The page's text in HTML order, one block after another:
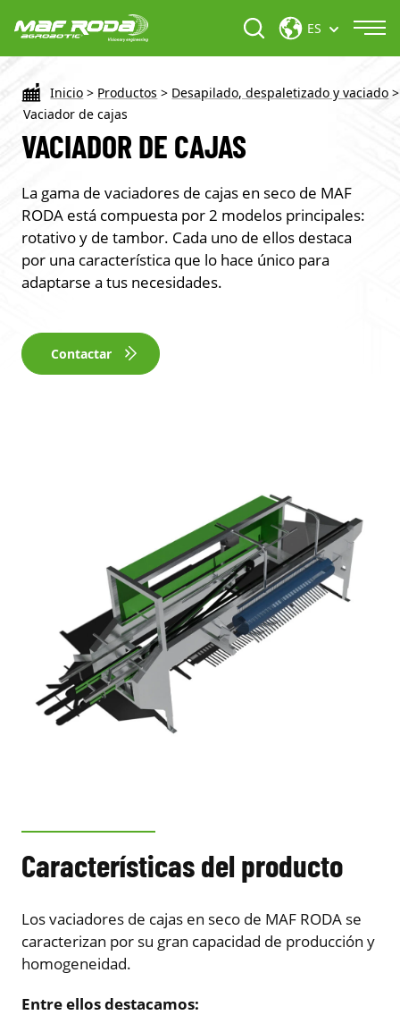
ES
Inicio > Productos > Desapilado, despaletizado y vaciado >
Vaciador de cajas
VACIADOR DE CAJAS
La gama de vaciadores de cajas en seco de MAF
RODA está compuesta por 2 modelos principales:
rotativo y de tambor. Cada uno de ellos destaca
por una característica que lo hace único para
adaptarse a tus necesidades.
Contactar
Características del producto
Los vaciadores de cajas en seco de MAF RODA se
caracterizan por su gran capacidad de producción y
homogeneidad.
Entre ellos destacamos: